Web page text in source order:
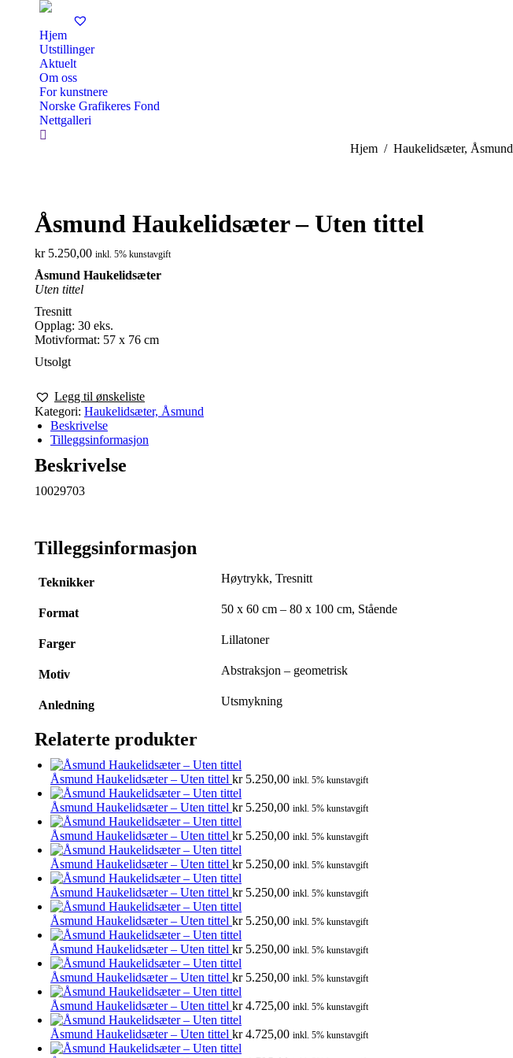
Hjem
Utstillinger
Aktuelt
Om oss
For kunstnere
Norske Grafikeres Fond
Nettgalleri
Search:
You are here:
Hjem Haukelidsæter, Åsmund
Åsmund Haukelidsæter – Uten tittel
kr5.250,00 inkl. 5% kunstavgift
Åsmund Haukelidsæter
Uten tittel
Tresnitt
Opplag: 30 eks.
Motivformat: 57 x 76 cm
Utsolgt
Legg til ønskeliste
Kategori: Haukelidsæter, Åsmund
Beskrivelse
Tilleggsinformasjon
Beskrivelse
10029703
Tilleggsinformasjon
Teknikker Høytrykk, Tresnitt
Format 50 x 60 cm – 80 x 100 cm, Stående
Farger Lillatoner
Motiv Abstraksjon – geometrisk
Anledning Utsmykning
Relaterte produkter
Åsmund Haukelidsæter – Uten tittel kr5.250,00 inkl. 5% kunstavgift
Åsmund Haukelidsæter – Uten tittel kr5.250,00 inkl. 5% kunstavgift
Åsmund Haukelidsæter – Uten tittel kr5.250,00 inkl. 5% kunstavgift
Åsmund Haukelidsæter – Uten tittel kr5.250,00 inkl. 5% kunstavgift
Åsmund Haukelidsæter – Uten tittel kr5.250,00 inkl. 5% kunstavgift
Åsmund Haukelidsæter – Uten tittel kr5.250,00 inkl. 5% kunstavgift
Åsmund Haukelidsæter – Uten tittel kr5.250,00 inkl. 5% kunstavgift
Åsmund Haukelidsæter – Uten tittel kr5.250,00 inkl. 5% kunstavgift
Åsmund Haukelidsæter – Uten tittel kr4.725,00 inkl. 5% kunstavgift
Åsmund Haukelidsæter – Uten tittel kr4.725,00 inkl. 5% kunstavgift